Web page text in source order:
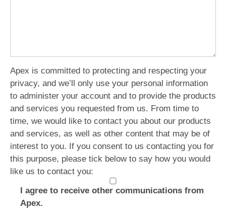
Apex is committed to protecting and respecting your
privacy, and we’ll only use your personal information
to administer your account and to provide the products
and services you requested from us. From time to
time, we would like to contact you about our products
and services, as well as other content that may be of
interest to you. If you consent to us contacting you for
this purpose, please tick below to say how you would
like us to contact you:
I agree to receive other communications from
Apex.